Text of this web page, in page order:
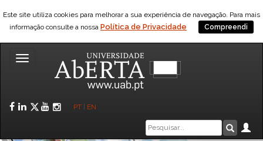
Este site utiliza cookies para melhorar a sua experiência de navegação. Para mais
informação consulte a nossa Política de Privacidade Compreendi
Toggle
Facebook
LinkedIn
Twitter
YouTube
Instagram
PT EN
Caixa
de